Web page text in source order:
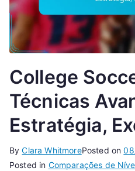
College
Técnicas
Estratégia,
ByClara WhitmorePosted on
Posted in Comparações de